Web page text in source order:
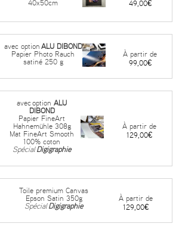
40x50cm
49,00€
avec option ALU DIBOND
Papier Photo Rauch
satiné 250 g
À partir de
99,00€
avecoptionALU
DIBOND
Papier FineArt
Hahnemühle 308g
Mat FineArt Smooth
100% coton
SpécialDigigraphie
À partir de
129,00€
Toile premium Canvas
Epson Satin 350g
SpécialDigigraphie
À partir de
129,00€